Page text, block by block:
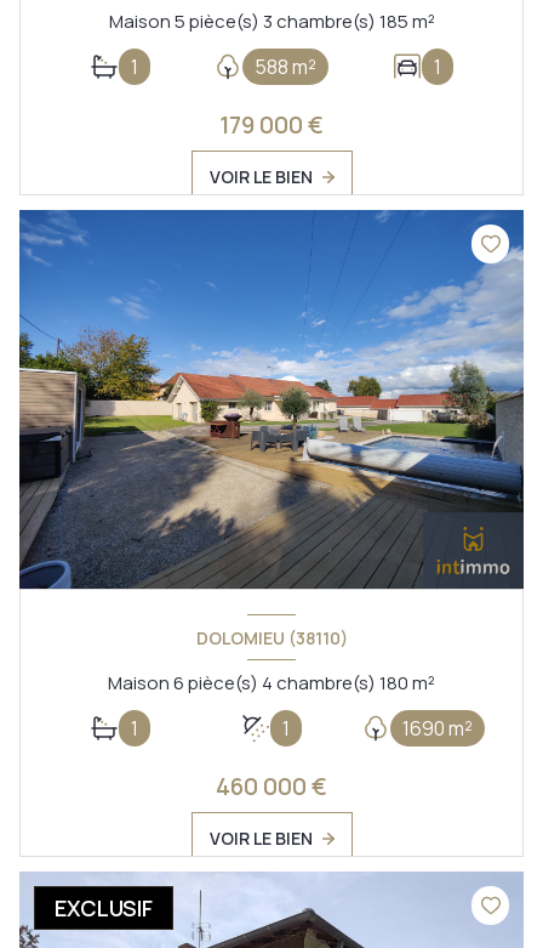
Maison 5 pièce(s) 3 chambre(s) 185 m²
1 588 m² 1
179 000 €
VOIR LE BIEN
DOLOMIEU (38110)
Maison 6 pièce(s) 4 chambre(s) 180 m²
1 1 1690 m²
460 000 €
VOIR LE BIEN
EXCLUSIF